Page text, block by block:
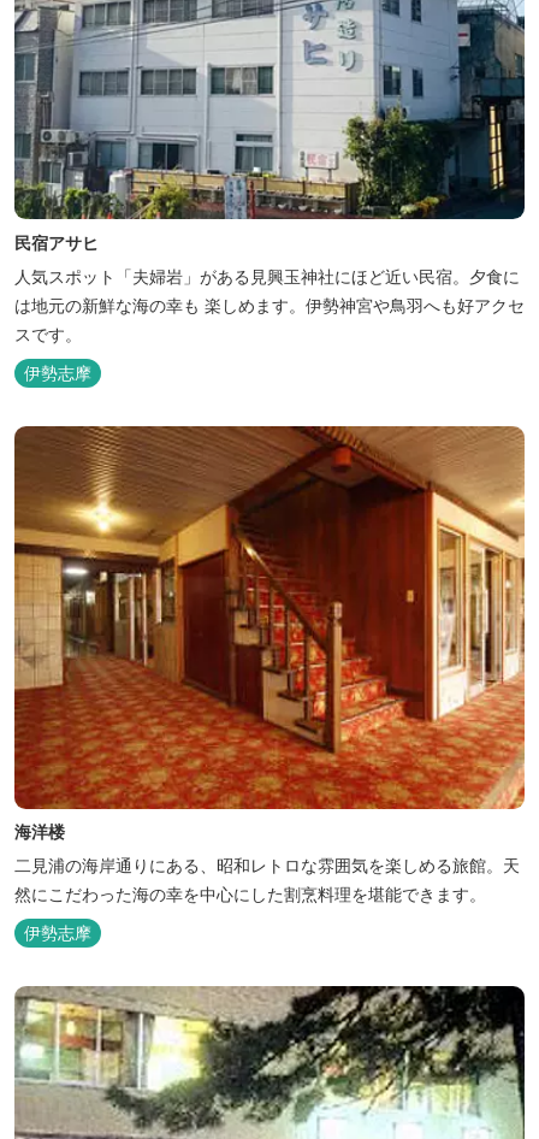
民宿アサヒ
人気スポット「夫婦岩」がある見興玉神社にほど近い民宿。夕食に
は地元の新鮮な海の幸も 楽しめます。伊勢神宮や鳥羽へも好アクセ
スです。
伊勢志摩
海洋楼
二見浦の海岸通りにある、昭和レトロな雰囲気を楽しめる旅館。天
然にこだわった海の幸を中心にした割烹料理を堪能できます。
伊勢志摩